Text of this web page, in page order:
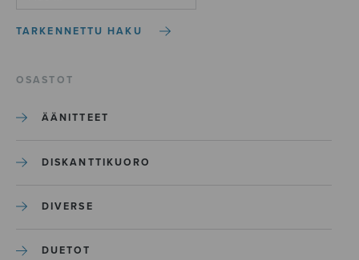
TARKENNETTU HAKU
OSASTOT
ÄÄNITTEET
DISKANTTIKUORO
DIVERSE
DUETOT